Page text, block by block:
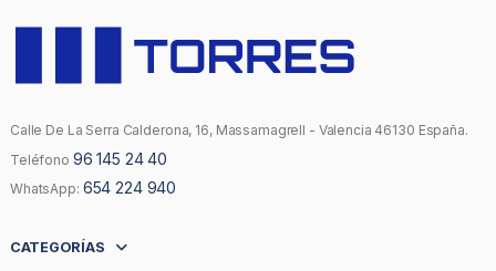
Calle De La Serra Calderona, 16, Massamagrell - Valencia 46130 España.
Teléfono 96 145 24 40
WhatsApp: 654 224 940
CATEGORÍAS